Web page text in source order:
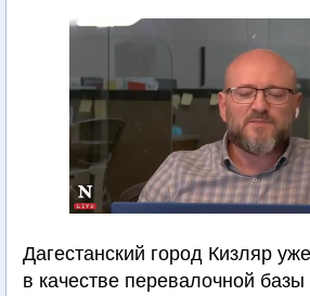
Дагестанский город Кизляр
в качестве перевалочной